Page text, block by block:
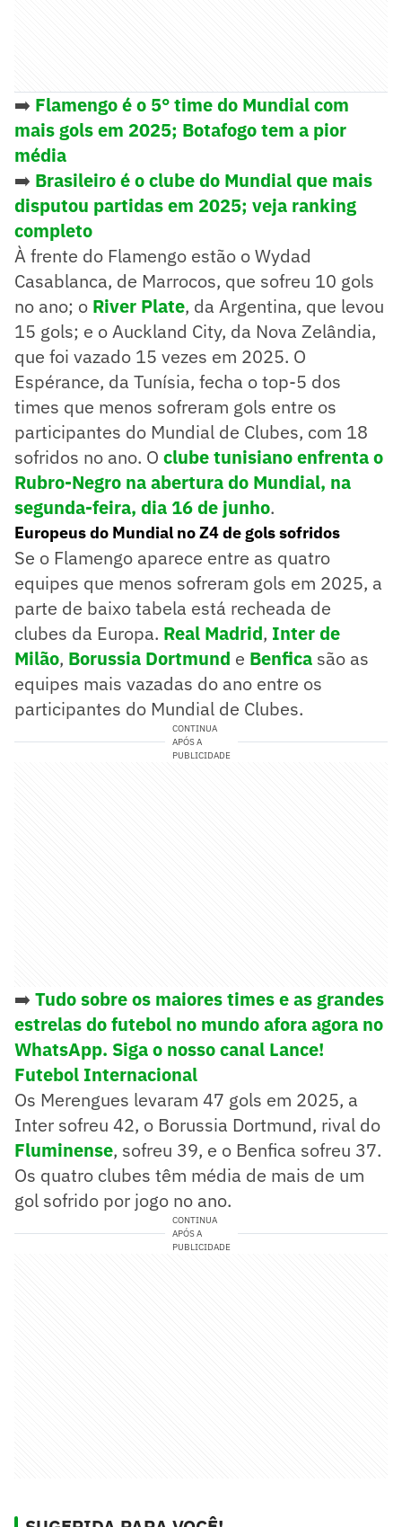
➡️ Flamengo é o 5° time do Mundial com
mais gols em 2025; Botafogo tem a pior
média
➡️ Brasileiro é o clube do Mundial que mais
disputou partidas em 2025; veja ranking
completo
À frente do Flamengo estão o Wydad
Casablanca, de Marrocos, que sofreu 10 gols
no ano; o River Plate, da Argentina, que levou
15 gols; e o Auckland City, da Nova Zelândia,
que foi vazado 15 vezes em 2025. O
Espérance, da Tunísia, fecha o top-5 dos
times que menos sofreram gols entre os
participantes do Mundial de Clubes, com 18
sofridos no ano. O clube tunisiano enfrenta o
Rubro-Negro na abertura do Mundial, na
segunda-feira, dia 16 de junho.
Europeus do Mundial no Z4 de gols sofridos
Se o Flamengo aparece entre as quatro
equipes que menos sofreram gols em 2025, a
parte de baixo tabela está recheada de
clubes da Europa. Real Madrid, Inter de
Milão, Borussia Dortmund e Benfica são as
equipes mais vazadas do ano entre os
participantes do Mundial de Clubes.
CONTINUA
APÓS A
PUBLICIDADE
➡️ Tudo sobre os maiores times e as grandes
estrelas do futebol no mundo afora agora no
WhatsApp. Siga o nosso canal Lance!
Futebol Internacional
Os Merengues levaram 47 gols em 2025, a
Inter sofreu 42, o Borussia Dortmund, rival do
Fluminense, sofreu 39, e o Benfica sofreu 37.
Os quatro clubes têm média de mais de um
gol sofrido por jogo no ano.
CONTINUA
APÓS A
PUBLICIDADE